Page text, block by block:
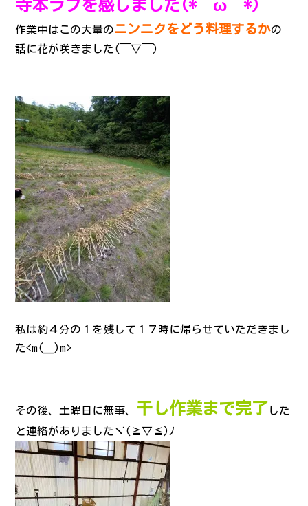
寺本ラブを感じました(*´ω｀*)
作業中はこの大量のニンニクをどう料理するかの
話に花が咲きました(￣▽￣)
私は約４分の１を残して１７時に帰らせていただきまし
た<m(__)m>
その後、土曜日に無事、 干し作業まで完了 した
と連絡がありましたヾ(≧▽≦)ﾉ